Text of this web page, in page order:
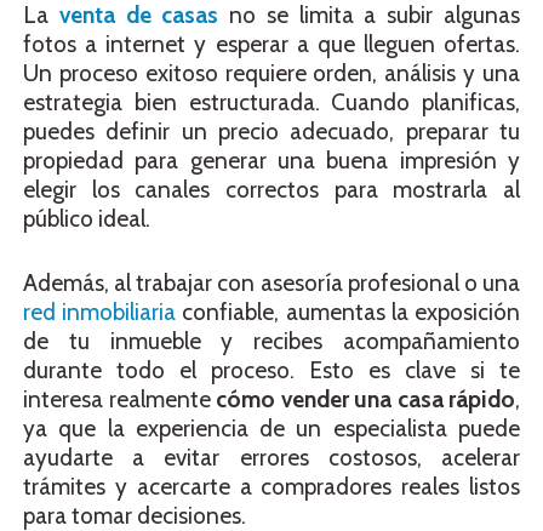
La venta de casas no se limita a subir algunas
fotos a internet y esperar a que lleguen ofertas.
Un proceso exitoso requiere orden, análisis y una
estrategia bien estructurada. Cuando planificas,
puedes definir un precio adecuado, preparar tu
propiedad para generar una buena impresión y
elegir los canales correctos para mostrarla al
público ideal.
Además, al trabajar con asesoría profesional o una
red inmobiliaria confiable, aumentas la exposición
de tu inmueble y recibes acompañamiento
durante todo el proceso. Esto es clave si te
interesa realmente cómo vender una casa rápido,
ya que la experiencia de un especialista puede
ayudarte a evitar errores costosos, acelerar
trámites y acercarte a compradores reales listos
para tomar decisiones.